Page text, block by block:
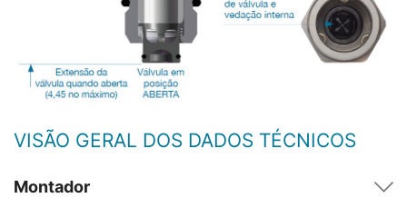
VISÃO GERAL DOS DADOS TÉCNICOS
Montador